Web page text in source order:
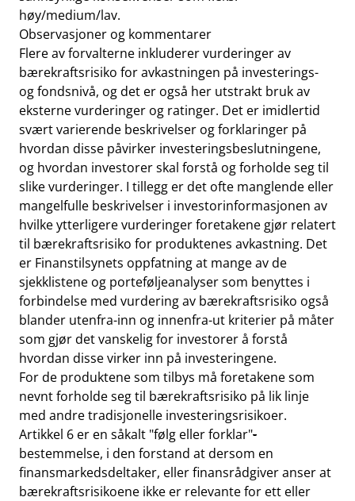
høy/medium/lav.
Observasjoner og kommentarer
Flere av forvalterne inkluderer vurderinger av
bærekraftsrisiko for avkastningen på investerings-
og fondsnivå, og det er også her utstrakt bruk av
eksterne vurderinger og ratinger. Det er imidlertid
svært varierende beskrivelser og forklaringer på
hvordan disse påvirker investeringsbeslutningene,
og hvordan investorer skal forstå og forholde seg til
slike vurderinger. I tillegg er det ofte manglende eller
mangelfulle beskrivelser i investorinformasjonen av
hvilke ytterligere vurderinger foretakene gjør relatert
til bærekraftsrisiko for produktenes avkastning. Det
er Finanstilsynets oppfatning at mange av de
sjekklistene og porteføljeanalyser som benyttes i
forbindelse med vurdering av bærekraftsrisiko også
blander utenfra-inn og innenfra-ut kriterier på måter
som gjør det vanskelig for investorer å forstå
hvordan disse virker inn på investeringene.
For de produktene som tilbys må foretakene som
nevnt forholde seg til bærekraftsrisiko på lik linje
med andre tradisjonelle investeringsrisikoer.
Artikkel 6 er en såkalt "følg eller forklar"-
bestemmelse, i den forstand at dersom en
finansmarkedsdeltaker, eller finansrådgiver anser at
bærekraftsrisikoene ikke er relevante for ett eller